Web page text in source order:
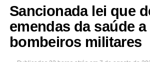
Sancionada lei que
emendas da saúde a
bombeiros militares